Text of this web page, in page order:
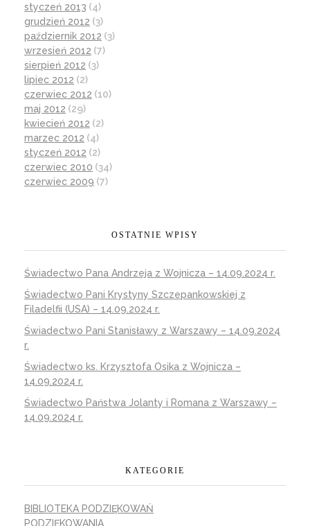
styczeń 2013 (4)
grudzień 2012 (3)
październik 2012 (3)
wrzesień 2012 (7)
sierpień 2012 (3)
lipiec 2012 (2)
czerwiec 2012 (10)
maj 2012 (29)
kwiecień 2012 (2)
marzec 2012 (4)
styczeń 2012 (2)
czerwiec 2010 (34)
czerwiec 2009 (7)
OSTATNIE WPISY
Świadectwo Pana Andrzeja z Wojnicza – 14.09.2024 r.
Świadectwo Pani Krystyny Szczepankowskiej z
Filadelfii (USA) – 14.09.2024 r.
Świadectwo Pani Stanisławy z Warszawy – 14.09.2024
r.
Świadectwo ks. Krzysztofa Osika z Wojnicza –
14.09.2024 r.
Świadectwo Państwa Jolanty i Romana z Warszawy –
14.09.2024 r.
KATEGORIE
BIBLIOTEKA PODZIĘKOWAŃ
PODZIĘKOWANIA